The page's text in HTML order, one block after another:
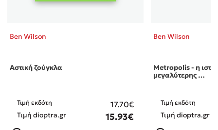
Ben Wilson
Αστική ζούγκλα
Τιμή εκδότη 17.70€
Τιμή dioptra.gr 15.93€
Ben Wilson
Metropolis - η
μεγαλύτερης …
Τιμή εκδότη
Τιμή dioptra.gr